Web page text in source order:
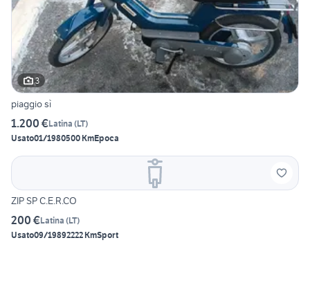
3
piaggio sì
1.200 €Latina (LT)
Usato01/1980500 KmEpoca
ZIP SP C.E.R.CO
200 €Latina (LT)
Usato09/19892222 KmSport